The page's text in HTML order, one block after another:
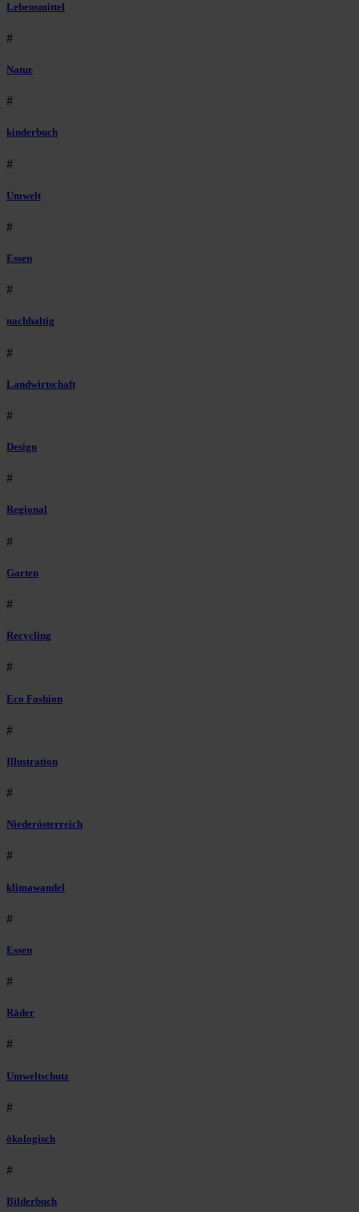
Lebensmittel
#
Natur
#
kinderbuch
#
Umwelt
#
Essen
#
nachhaltig
#
Landwirtschaft
#
Design
#
Regional
#
Garten
#
Recycling
#
Eco Fashion
#
Illustration
#
Niederösterreich
#
klimawandel
#
Essen
#
Räder
#
Umweltschutz
#
ökologisch
#
Bilderbuch